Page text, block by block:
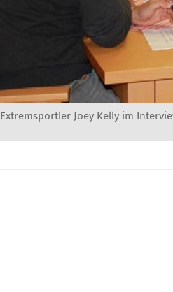
Extremsportler Joey Kelly im